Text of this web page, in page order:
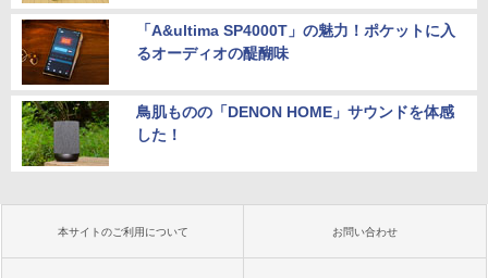
「A&ultima SP4000T」の魅力！ポケットに入
るオーディオの醍醐味
鳥肌ものの「DENON HOME」サウンドを体感
した！
本サイトのご利用について お問い合わせ